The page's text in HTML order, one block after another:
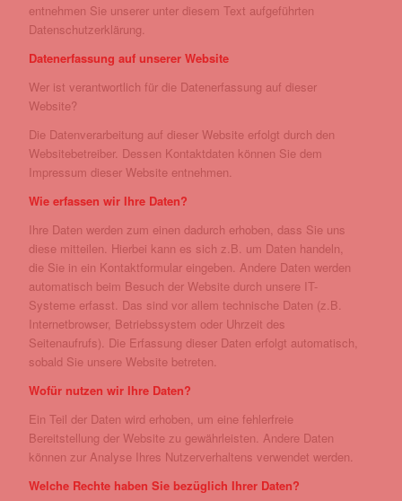
entnehmen Sie unserer unter diesem Text aufgeführten
Datenschutzerklärung.
Datenerfassung auf unserer Website
Wer ist verantwortlich für die Datenerfassung auf dieser
Website?
Die Datenverarbeitung auf dieser Website erfolgt durch den
Websitebetreiber. Dessen Kontaktdaten können Sie dem
Impressum dieser Website entnehmen.
Wie erfassen wir Ihre Daten?
Ihre Daten werden zum einen dadurch erhoben, dass Sie uns
diese mitteilen. Hierbei kann es sich z.B. um Daten handeln,
die Sie in ein Kontaktformular eingeben. Andere Daten werden
automatisch beim Besuch der Website durch unsere IT-
Systeme erfasst. Das sind vor allem technische Daten (z.B.
Internetbrowser, Betriebssystem oder Uhrzeit des
Seitenaufrufs). Die Erfassung dieser Daten erfolgt automatisch,
sobald Sie unsere Website betreten.
Wofür nutzen wir Ihre Daten?
Ein Teil der Daten wird erhoben, um eine fehlerfreie
Bereitstellung der Website zu gewährleisten. Andere Daten
können zur Analyse Ihres Nutzerverhaltens verwendet werden.
Welche Rechte haben Sie bezüglich Ihrer Daten?